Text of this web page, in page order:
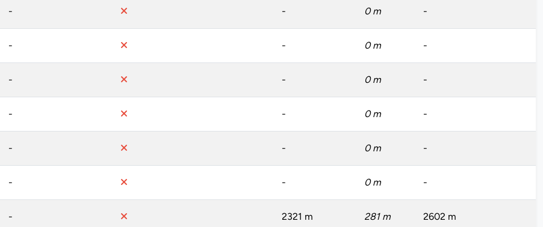
- - 0 m -
- - 0 m -
- - 0 m -
- - 0 m -
- - 0 m -
- - 0 m -
- 2321 m 281 m 2602 m